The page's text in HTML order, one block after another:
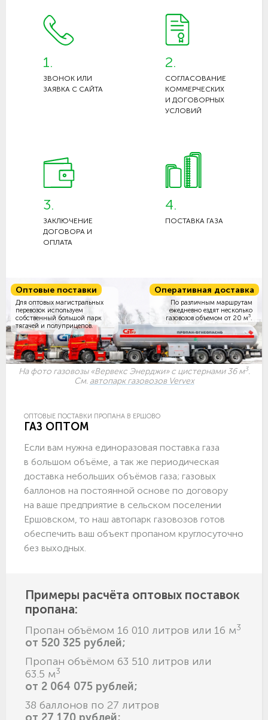
1.
ЗВОНОК ИЛИ
ЗАЯВКА С САЙТА
2.
СОГЛАСОВАНИЕ
КОММЕРЧЕСКИХ
И ДОГОВОРНЫХ
УСЛОВИЙ
3.
ЗАКЛЮЧЕНИЕ
ДОГОВОРА И
ОПЛАТА
4.
ПОСТАВКА ГАЗА
Оптовые поставки
Для оптовых магистральных
перевозок используем
собственный большой парк
тягачей и полуприцепов.
Оперативная доставка
По различным маршрутам
ежедневно ездят несколько
газовозов объемом от 20 м3
На фото газовозы «Вервекс Энерджи» с цистернами 36 м3.
См. автопарк газовозов Vervex
ОПТОВЫЕ ПОСТАВКИ ПРОПАНА В ЕРШОВО
ГАЗ ОПТОМ
Если вам нужна единоразовая поставка газа
в большом объёме, а так же периодическая
доставка небольших объёмов газа; газовых
баллонов на постоянной основе по договору
на ваше предприятие в сельском поселении
Ершовском, то наш автопарк газовозов готов
обеспечить ваш объект пропаном круглосуточно
без выходных.
Примеры расчёта оптовых поставок
пропана:
Пропан объёмом 16 010 литров или 16 м3
от 520 325 рублей;
Пропан объёмом 63 510 литров или
63.5 м3
от 2 064 075 рублей;
38 баллонов по 27 литров